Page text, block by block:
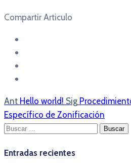
Compartir Articulo
Ant Hello world! Sig
Específico de Zonificación
Buscar:
Entradas recientes